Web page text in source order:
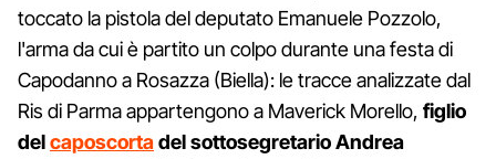
toccato la pistola del deputato Emanuele Pozzolo,
l'arma da cui è partito un colpo durante una festa di
Capodanno a Rosazza (Biella): le tracce analizzate dal
Ris di Parma appartengono a Maverick Morello, figlio
delcaposcortadel sottosegretario Andrea